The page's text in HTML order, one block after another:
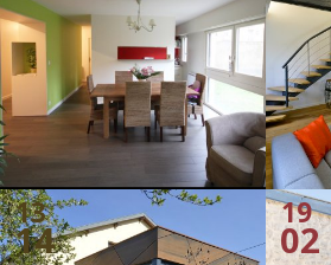
13
14
19
02